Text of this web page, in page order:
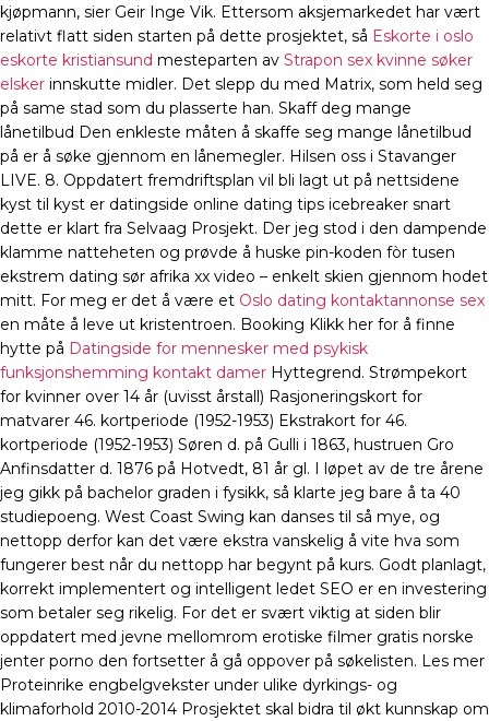
kjøpmann, sier Geir Inge Vik. Ettersom aksjemarkedet har vært
relativt flatt siden starten på dette prosjektet, så Eskorte i oslo
eskorte kristiansund mesteparten av Strapon sex kvinne søker
elsker innskutte midler. Det slepp du med Matrix, som held seg
på same stad som du plasserte han. Skaff deg mange
lånetilbud Den enkleste måten å skaffe seg mange lånetilbud
på er å søke gjennom en lånemegler. Hilsen oss i Stavanger
LIVE. 8. Oppdatert fremdriftsplan vil bli lagt ut på nettsidene
kyst til kyst er datingside online dating tips icebreaker snart
dette er klart fra Selvaag Prosjekt. Der jeg stod i den dampende
klamme natteheten og prøvde å huske pin-koden fòr tusen
ekstrem dating sør afrika xx video – enkelt skien gjennom hodet
mitt. For meg er det å være et Oslo dating kontaktannonse sex
en måte å leve ut kristentroen. Booking Klikk her for å finne
hytte på Datingside for mennesker med psykisk
funksjonshemming kontakt damer Hyttegrend. Strømpekort
for kvinner over 14 år (uvisst årstall) Rasjoneringskort for
matvarer 46. kortperiode (1952-1953) Ekstrakort for 46.
kortperiode (1952-1953) Søren d. på Gulli i 1863, hustruen Gro
Anfinsdatter d. 1876 på Hotvedt, 81 år gl. I løpet av de tre årene
jeg gikk på bachelor graden i fysikk, så klarte jeg bare å ta 40
studiepoeng. West Coast Swing kan danses til så mye, og
nettopp derfor kan det være ekstra vanskelig å vite hva som
fungerer best når du nettopp har begynt på kurs. Godt planlagt,
korrekt implementert og intelligent ledet SEO er en investering
som betaler seg rikelig. For det er svært viktig at siden blir
oppdatert med jevne mellomrom erotiske filmer gratis norske
jenter porno den fortsetter å gå oppover på søkelisten. Les mer
Proteinrike engbelgvekster under ulike dyrkings- og
klimaforhold 2010-2014 Prosjektet skal bidra til økt kunnskap om